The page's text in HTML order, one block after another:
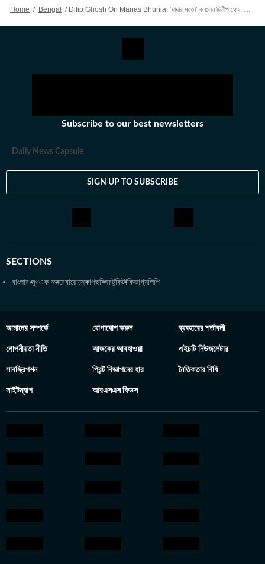
বিষয়ে তাঁর আগ্রহ সবচেয়ে বেশি। কলকাতা বিশ্ববিদ্যালয় থেকে সাংবাদিকতায়
ভারতে কাজ করার অভিজ্ঞতা রয়েছে অভিজিতের। এছাড়া আকাশবাণীতে রেডিও
জকি হিসেবেও কাজ করেছিলেন তিনি। খবরের জগৎ ছাড়া খেলাধুলো, ইতিহাসে
থেকে। এরপর কলকাতা বিশ্ববিদ্যালয় থেকে একই বিষয়ে স্নাতকোত্তর ডিগ্রি
বই পড়ে এবং বিভিন্ন বিষয়ে ডকুমেন্টারি দেখে।
Home / Bengal / Dilip Ghosh On Manas Bhunia: ‘দাদার মতো’ বললেন দিলীপ ঘোষ, কংগ্রেস-তৃণমূল ঘুরে এবার বিজেপিতে মানস?
Subscribe to our best newsletters
Daily News Capsule
SIGN UP TO SUBSCRIBE
SECTIONS
বাংলার মুখএক নজরেবায়োস্কোপছবিঘরটুকিটাকিভাগ্যলিপি
আমাদের সম্পর্কে যোগাযোগ করুন ব্যবহারের শর্তাবলী
গোপনীয়তা নীতি আজকের আবহাওয়া এইচটি নিউজলেটার
সাবস্ক্রিপশন প্রিন্ট বিজ্ঞাপনের হার নৈতিকতার বিধি
সাইটম্যাপ আরএসএস ফিডস